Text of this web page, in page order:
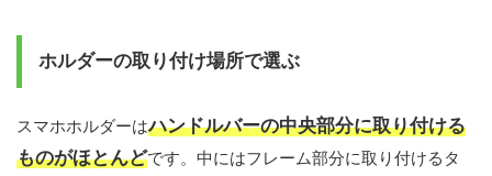
ホルダーの取り付け場所で選ぶ
スマホホルダーはハンドルバーの中央部分に取り付ける
ものがほとんどです。中にはフレーム部分に取り付けるタ